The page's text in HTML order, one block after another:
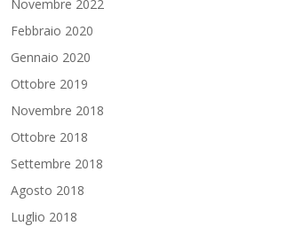
Novembre 2022
Febbraio 2020
Gennaio 2020
Ottobre 2019
Novembre 2018
Ottobre 2018
Settembre 2018
Agosto 2018
Luglio 2018